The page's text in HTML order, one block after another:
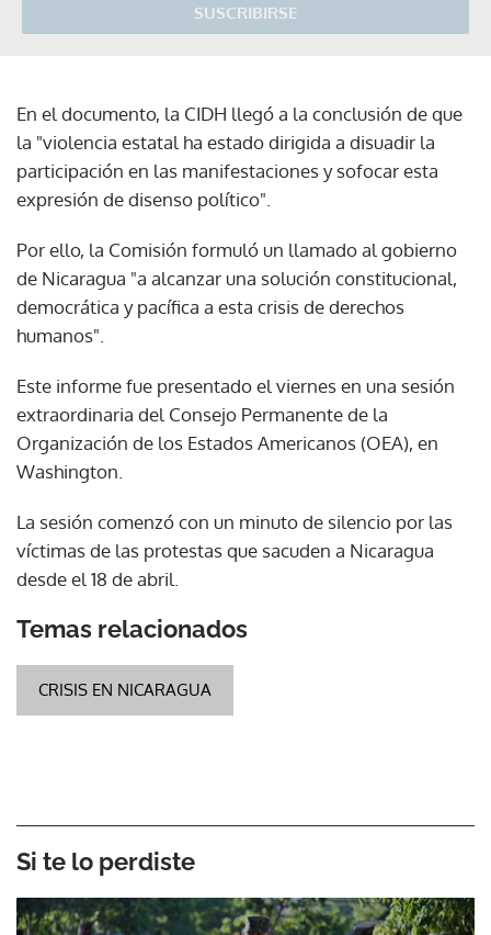
SUSCRIBIRSE
En el documento, la CIDH llegó a la conclusión de que
la "violencia estatal ha estado dirigida a disuadir la
participación en las manifestaciones y sofocar esta
expresión de disenso político".
Por ello, la Comisión formuló un llamado al gobierno
de Nicaragua "a alcanzar una solución constitucional,
democrática y pacífica a esta crisis de derechos
humanos".
Este informe fue presentado el viernes en una sesión
extraordinaria del Consejo Permanente de la
Organización de los Estados Americanos (OEA), en
Washington.
La sesión comenzó con un minuto de silencio por las
víctimas de las protestas que sacuden a Nicaragua
desde el 18 de abril.
Temas relacionados
CRISIS EN NICARAGUA
Si te lo perdiste